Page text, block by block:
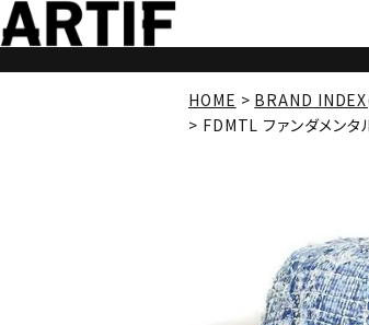
HOME
BRAND
FDMTL ファンダメン